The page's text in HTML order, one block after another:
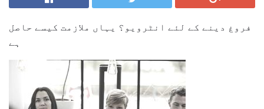
فروغ دینے کے لئے انٹرویو؟ یہاں ملازمت کیسے حاصل
ہے